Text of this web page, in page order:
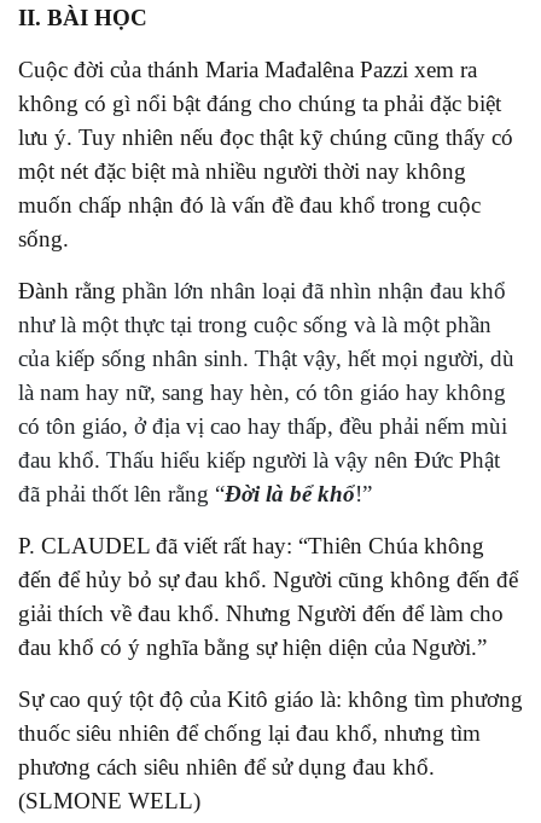
II. BÀI HỌC
Cuộc đời của thánh Maria Mađalêna Pazzi xem ra
không có gì nổi bật đáng cho chúng ta phải đặc biệt
lưu ý. Tuy nhiên nếu đọc thật kỹ chúng cũng thấy có
một nét đặc biệt mà nhiều người thời nay không
muốn chấp nhận đó là vấn đề đau khổ trong cuộc
sống.
Đành rằng phần lớn nhân loại đã nhìn nhận đau khổ
như là một thực tại trong cuộc sống và là một phần
của kiếp sống nhân sinh. Thật vậy, hết mọi người, dù
là nam hay nữ, sang hay hèn, có tôn giáo hay không
có tôn giáo, ở địa vị cao hay thấp, đều phải nếm mùi
đau khổ. Thấu hiểu kiếp người là vậy nên Đức Phật
đã phải thốt lên rằng “Đời là bể khổ!”
P. CLAUDEL đã viết rất hay: “Thiên Chúa không
đến để hủy bỏ sự đau khổ. Người cũng không đến để
giải thích về đau khổ. Nhưng Người đến để làm cho
đau khổ có ý nghĩa bằng sự hiện diện của Người.”
Sự cao quý tột độ của Kitô giáo là: không tìm phương
thuốc siêu nhiên để chống lại đau khổ, nhưng tìm
phương cách siêu nhiên để sử dụng đau khổ.
(SLMONE WELL)